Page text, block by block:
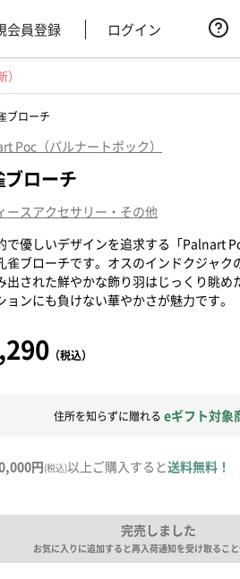
会員登録 ログイン
ブローチ
Poc（パルナートポック）
ローチ
ースアクセサリー・その他
で優しいデザインを追求する「Palnart
雀ブローチです。オスのインドクジャ
出された鮮やかな飾り羽はじっくり眺め
ョンにも負けない華やかさが魅力です。
（税込）
住所を知らずに贈れる eギフト対象
円(税込)以上ご購入すると送料無料！
完売しました
お気に入りに追加すると再入荷通知を受け取るこ